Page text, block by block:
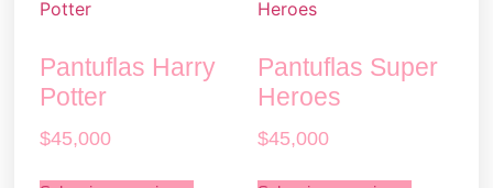
Pantuflas Harry
Potter
$45,000
Pantuflas Super
Heroes
$45,000